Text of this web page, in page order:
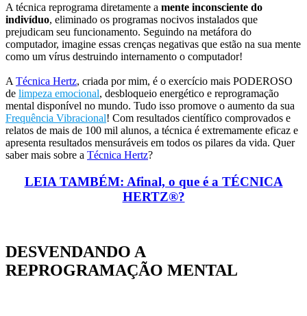
A técnica reprograma diretamente a mente inconsciente do
indivíduo, eliminado os programas nocivos instalados que
prejudicam seu funcionamento. Seguindo na metáfora do
computador, imagine essas crenças negativas que estão na sua mente
como um vírus destruindo internamento o computador!
A Técnica Hertz, criada por mim, é o exercício mais PODEROSO
de limpeza emocional, desbloqueio energético e reprogramação
mental disponível no mundo. Tudo isso promove o aumento da sua
Frequência Vibracional! Com resultados científico comprovados e
relatos de mais de 100 mil alunos, a técnica é extremamente eficaz e
apresenta resultados mensuráveis em todos os pilares da vida. Quer
saber mais sobre a Técnica Hertz?
LEIA TAMBÉM: Afinal, o que é a TÉCNICA
HERTZ®?
DESVENDANDO A
REPROGRAMAÇÃO MENTAL